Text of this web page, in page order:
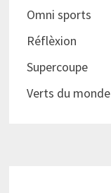
Omni sports
Réflèxion
Supercoupe
Verts du monde